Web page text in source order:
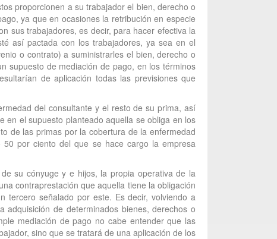
proporcionen a su trabajador el bien, derecho o
ya que en ocasiones la retribución en especie
sus trabajadores, es decir, para hacer efectiva la
así pactada con los trabajadores, ya sea en el
o contrato) a suministrarles el bien, derecho o
supuesto de mediación de pago, en los términos
de aplicación todas las previsiones que
del consultante y el resto de su prima, así
el supuesto planteado aquella se obliga en los
de las primas por la cobertura de la enfermedad
por ciento del que se hace cargo la empresa
su cónyuge y e hijos, la propia operativa de la
contraprestación que aquella tiene la obligación
tercero señalado por este. Es decir, volviendo a
de determinados bienes, derechos o
mediación de pago no cabe entender que las
sino que se tratará de una aplicación de los